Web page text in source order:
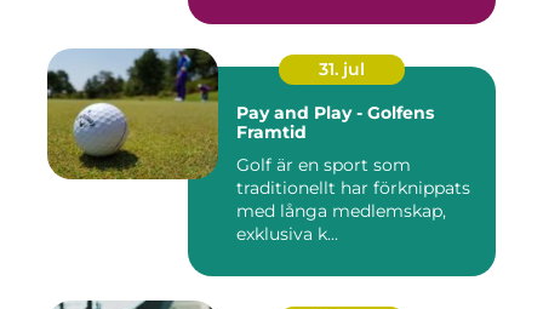
31. jul
Pay and Play - Golfens
Framtid
Golf är en sport som
traditionellt har förknippats
med långa medlemskap,
exklusiva k...